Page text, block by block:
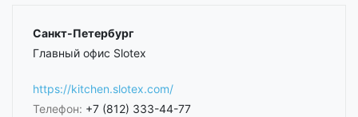
Санкт-Петербург
Главный офис Slotex
https://kitchen.slotex.com/
Телефон: +7 (812) 333-44-77